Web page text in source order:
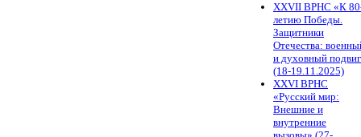
ХХVII ВРНС «К
летию Победы.
Защитники
Отечества:
и духовный
(18-19.11.2025)
XXVI ВРНС
«Русский мир:
Внешние и
внутренние